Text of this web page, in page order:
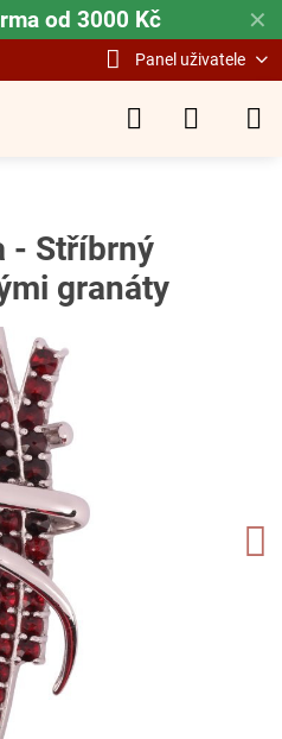
✕
od 3000 Kč
Panel uživatele
- Stříbrný
granáty